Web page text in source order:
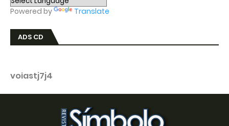
Powered by Translate
ADS CD
voiastj7j4